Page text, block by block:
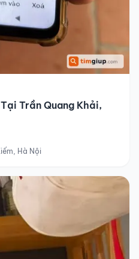
Trần Quang Khải,
Hà Nội